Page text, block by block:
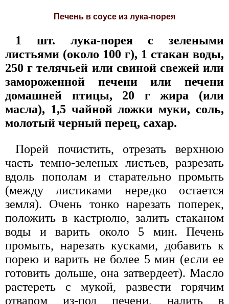
Печень в соусе из лука-порея
1 шт. лука-порея с зелеными
листьями (около 100 г), 1 стакан воды,
250 г телячьей или свиной свежей или
замороженной печени или печени
домашней птицы, 20 г жира (или
масла), 1,5 чайной ложки муки, соль,
молотый черный перец, сахар.
Порей почистить, отрезать верхнюю
часть темно-зеленых листьев, разрезать
вдоль пополам и старательно промыть
(между листиками нередко остается
земля). Очень тонко нарезать поперек,
положить в кастрюлю, залить стаканом
воды и варить около 5 мин. Печень
промыть, нарезать кусками, добавить к
порею и варить не более 5 мин (если ее
готовить дольше, она затвердеет). Масло
растереть с мукой, развести горячим
отваром из-под печени, налить в